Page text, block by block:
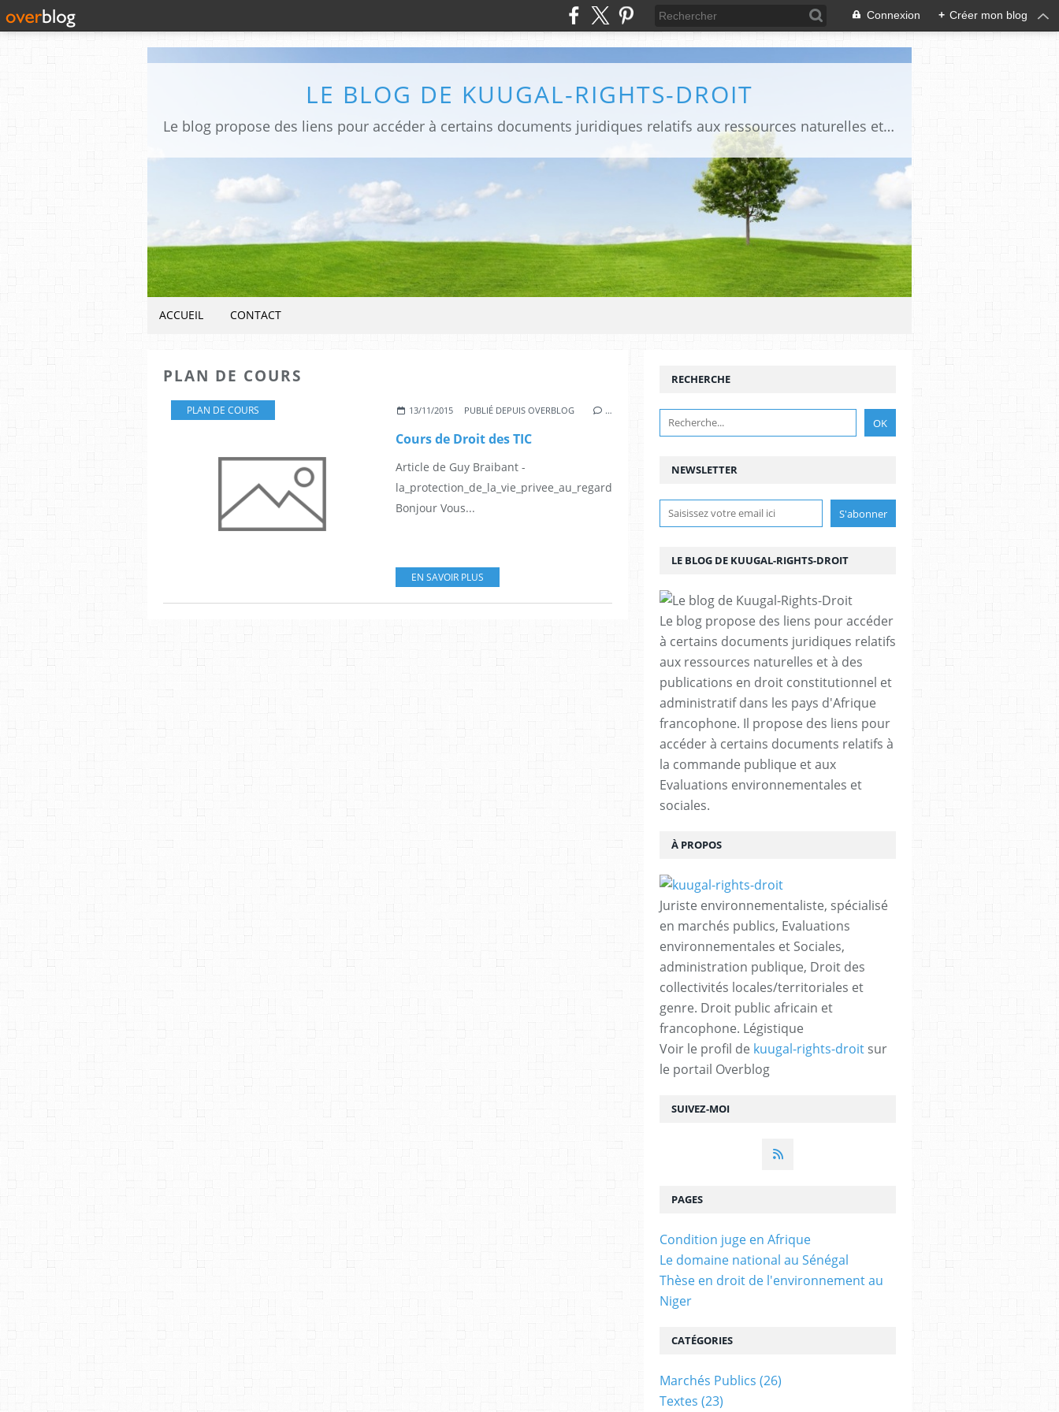
Connexion + Créer mon blog
LE BLOG DE KUUGAL-RIGHTS-DROIT
Le blog propose des liens pour accéder à certains documents juridiques relatifs aux ressources naturelles et à des publications en droit constitutionnel et administratif dans les pays d'Afrique francophone. Il propose des liens pour accéder à certains documents relatifs à la commande publique et aux Evaluations environnementales et sociales.
ACCUEIL CONTACT
PLAN DE COURS
PLAN DE COURS 13/11/2015 PUBLIÉ DEPUIS OVERBLOG …
Cours de Droit des TIC
Article de Guy Braibant -
la_protection_de_la_vie_privee_au_regard_des_donnees_informatiques.pdf
Bonjour Vous...
EN SAVOIR PLUS
NEWSLETTER
SUIVEZ-MOI
RECHERCHE
LE BLOG DE KUUGAL-RIGHTS-DROIT
Le blog propose des liens pour accéder
à certains documents juridiques relatifs
aux ressources naturelles et à des
publications en droit constitutionnel et
administratif dans les pays d'Afrique
francophone. Il propose des liens pour
accéder à certains documents relatifs à
la commande publique et aux
Evaluations environnementales et
sociales.
À PROPOS
Juriste environnementaliste, spécialisé
en marchés publics, Evaluations
environnementales et Sociales,
administration publique, Droit des
collectivités locales/territoriales et
genre. Droit public africain et
francophone. Légistique
Voir le profil de kuugal-rights-droit sur
le portail Overblog
PAGES
Condition juge en Afrique
Le domaine national au Sénégal
Thèse en droit de l'environnement au
Niger
CATÉGORIES
Marchés Publics (26)
Textes (23)